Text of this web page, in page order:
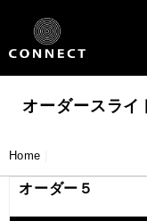
content
オーダースライ
Home
オーダー５